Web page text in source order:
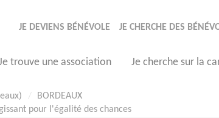
JE DEVIENS BÉNÉVOLE JE CHERCHE DES
trouve une association Je cherche sur la
BORDEAUX
pour l'égalité des chances